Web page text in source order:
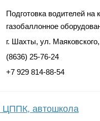
Подготовка водителей на
газобаллонное
г. Шахты, ул.
(8636) 25-76-24
+7 929 814-88-54
автошкола